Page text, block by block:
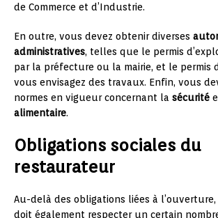
de Commerce et d’Industrie.
En outre, vous devez obtenir diverses
administratives, telles que le permis
par la préfecture ou la mairie, et le permis
vous envisagez des travaux. Enfin, vous
normes en vigueur concernant la sécurité
alimentaire.
Obligations sociales du
restaurateur
Au-delà des obligations liées à
doit également respecter un certain